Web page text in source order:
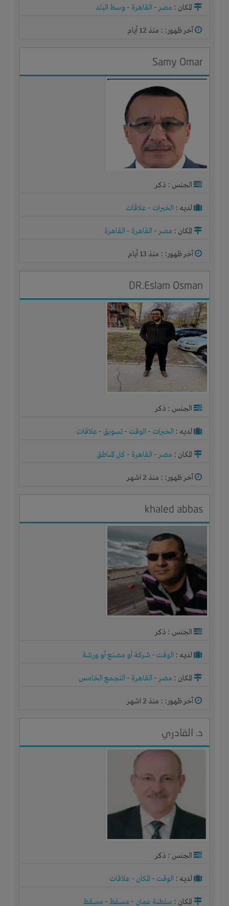
المكان : مصر- القاهرة - وسط البلد
آخر ظهور: : منذ 12 أيام
Samy Omar
الجنس : ذكر
لديـه : الخبرات - علاقات
المكان : مصر- القاهرة - القاهرة
آخر ظهور: : منذ 13 أيام
DR.Eslam Osman
الجنس : ذكر
لديـه : الخبرات - الوقت - تسويق - علاقات
المكان : مصر- القاهرة - كل المناطق
آخر ظهور: : منذ 2 اشهر
khaled abbas
الجنس : ذكر
لديـه : الوقت - شركة أو مصنع أو ورشة
المكان : مصر- القاهرة - التجمع الخامس
آخر ظهور: : منذ 2 اشهر
د. القادري
الجنس : ذكر
لديـه : الوقت - المكان - علاقات
المكان : سلطنة عمان - مسقط- مسقط